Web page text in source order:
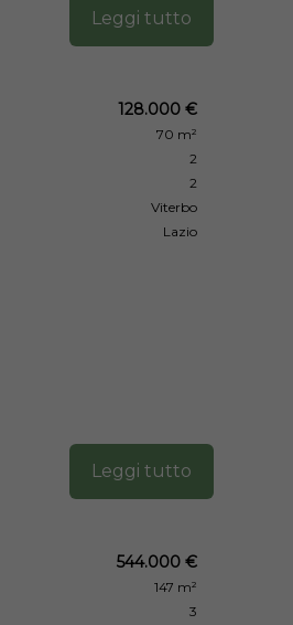
Leggi tutto
128.000 €
70 m²
2
2
Viterbo
Lazio
Leggi tutto
544.000 €
147 m²
3